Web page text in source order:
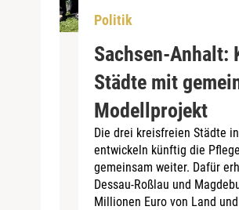
Politik
Sachsen-Anhalt:
Städte mit
Modellprojekt
Die drei kreisfreien Städte
entwickeln künftig die
gemeinsam weiter. Dafür
Dessau-Roßlau und
Millionen Euro von Land